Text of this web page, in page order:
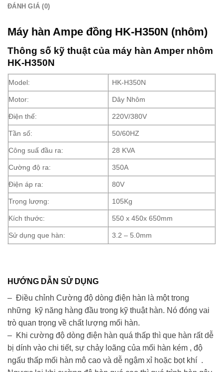
ĐÁNH GIÁ (0)
Máy hàn Ampe đồng HK-H350N (nhôm)
Thông số kỹ thuật của máy hàn Amper nhôm
HK-H350N
Model: HK-H350N
Motor: Dây Nhôm
Điện thế: 220V/380V
Tần số: 50/60HZ
Công suấ đầu ra: 28 KVA
Cường độ ra: 350A
Điện áp ra: 80V
Trọng lượng: 105Kg
Kích thước: 550 x 450x 650mm
Sử dụng que hàn: 3.2 – 5.0mm
HƯỚNG DẪN SỬ DỤNG
– Điều chỉnh Cường độ dòng điện hàn là một trong
những kỹ năng hàng đầu trong kỹ thuật hàn. Nó đóng vai
trò quan trọng về chất lượng mối hàn.
– Khi cường độ dòng điện hàn quá thấp thì que hàn rất dễ
bị dính vào chi tiết, sự chảy loãng của mối hàn kém , độ
ngấu thấp mối hàn mô cao và dễ ngậm xỉ hoặc bọt khí .